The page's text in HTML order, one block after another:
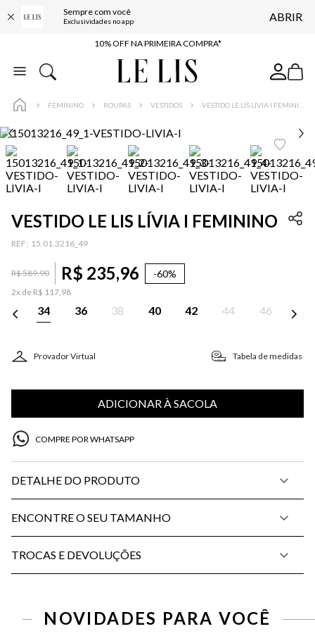
Sempre com você
Exclusividades no app ABRIR
BAIXE O APP
10% OFF NA PRIMEIRA COMPRA*
COMPRE ONLINE E RETIRE EM LOJA*
BAIXE O APP
10% OFF NA PRIMEIRA COMPRA*
FEMININO ROUPAS VESTIDOS
VESTIDO LE LIS LÍVIA I FEMININO
: 15.01.3216_49
R$589,90 R$ 235,96 -60%
2x de R$ 117,98
34 36 38 40 42 44 46
Provador Virtual Tabela de medidas
ADICIONAR À SACOLA
COMPRE POR WHATSAPP
DETALHE DO PRODUTO
ENCONTRE O SEU TAMANHO
TROCAS E DEVOLUÇÕES
NOVIDADES PARA VOCÊ